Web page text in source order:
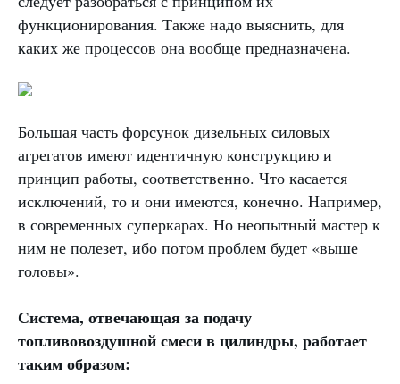
функционирования. Также надо выяснить, для
каких же процессов она вообще предназначена.
Большая часть форсунок дизельных силовых
агрегатов имеют идентичную конструкцию и
принцип работы, соответственно. Что касается
исключений, то и они имеются, конечно. Например,
в современных суперкарах. Но неопытный мастер к
ним не полезет, ибо потом проблем будет «выше
головы».
Система, отвечающая за подачу
топливовоздушной смеси в цилиндры, работает
таким образом: